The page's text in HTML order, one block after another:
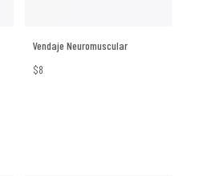
Vendaje Neuromuscular
$8